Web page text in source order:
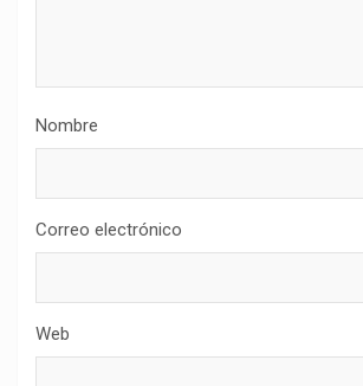
Nombre
Correo electrónico
Web